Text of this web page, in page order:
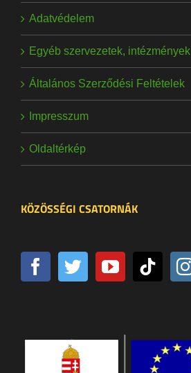
Adatvédelem
Egyéb szervezetek, intézmények
Általános Szerződési Feltételek
Impresszum
Oldaltérkép
KÖZÖSSÉGI CSATORNÁK